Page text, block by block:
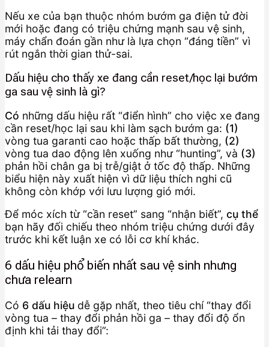
Nếu xe của bạn thuộc nhóm bướm ga điện tử đời
mới hoặc đang có triệu chứng mạnh sau vệ sinh,
máy chẩn đoán gần như là lựa chọn “đáng tiền” vì
rút ngắn thời gian thử-sai.
Dấu hiệu cho thấy xe đang cần reset/học lại bướm
ga sau vệ sinh là gì?
Có những dấu hiệu rất “điển hình” cho việc xe đang
cần reset/học lại sau khi làm sạch bướm ga: (1)
vòng tua garanti cao hoặc thấp bất thường, (2)
vòng tua dao động lên xuống như “hunting”, và (3)
phản hồi chân ga bị trễ/giật ở tốc độ thấp. Những
biểu hiện này xuất hiện vì dữ liệu thích nghi cũ
không còn khớp với lưu lượng gió mới.
Để móc xích từ “cần reset” sang “nhận biết”, cụ thể
bạn hãy đối chiếu theo nhóm triệu chứng dưới đây
trước khi kết luận xe có lỗi cơ khí khác.
6 dấu hiệu phổ biến nhất sau vệ sinh nhưng
chưa relearn
Có 6 dấu hiệu dễ gặp nhất, theo tiêu chí “thay đổi
vòng tua – thay đổi phản hồi ga – thay đổi độ ổn
định khi tải thay đổi”: